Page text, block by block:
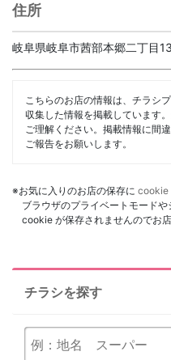
住所
岐阜県岐阜市茜部本郷二丁目
こちらのお店の情報は、チラシ
収集した情報を掲載しています
ご理解ください。掲載情報に間
ご報告をお願いします。
※お気に入りのお店の保存に cookie
ブラウザのプライベートモード
cookie が保存されませんのでお
チラシを探す